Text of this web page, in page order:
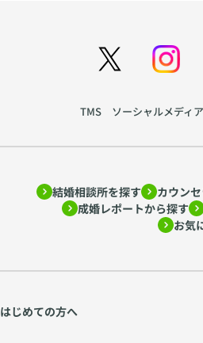
TMS ソーシャルメディ
結婚相談所を探す カウン
成婚レポートから探す
お気
はじめての方へ